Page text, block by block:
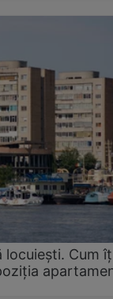
locuiești. Cum